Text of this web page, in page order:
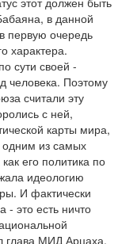
в данной
первую очередь
характера.
сути своей -
человека. Поэтому
считали эту
с ней,
карты мира,
из самых
его политика по
идеологию
И фактически
- это есть ничто
глава МИД Арцаха.